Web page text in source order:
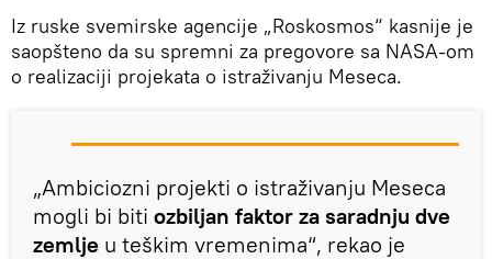
Iz ruske svemirske agencije „Roskosmos“ kasnije je
saopšteno da su spremni za pregovore sa NASA-om
o realizaciji projekata o istraživanju Meseca.
„Ambiciozni projekti o istraživanju Meseca
mogli bi biti ozbiljan faktor za saradnju dve
zemlje u teškim vremenima“, rekao je